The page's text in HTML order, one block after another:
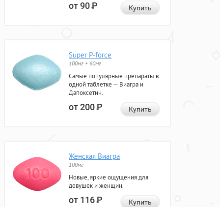
от 90Р Купить
Super P-force
100мг + 60мг
Самые популярные препараты в
одной таблетке — Виагра и
Дапоксетин.
от 200Р Купить
Женская Виагра
100мг
Новые, яркие ощущения для
девушек и женщин.
от 116Р Купить